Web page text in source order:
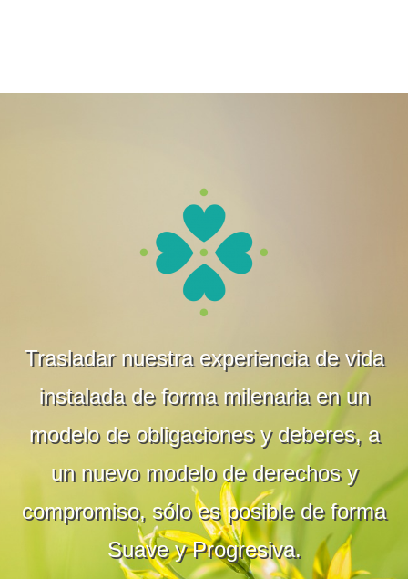
Trasladar nuestra experiencia de vida
instalada de forma milenaria en un
modelo de obligaciones y deberes, a
un nuevo modelo de derechos y
compromiso, sólo es posible de forma
Suave y Progresiva.